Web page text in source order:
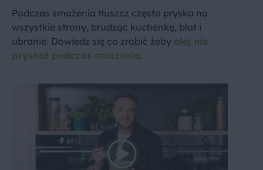
Podczas smażenia tłuszcz często pryska na
wszystkie strony, brudząc kuchenkę, blat i
ubranie. Dowiedz się co zrobić żeby olej nie
pryskał podczas smażenia.